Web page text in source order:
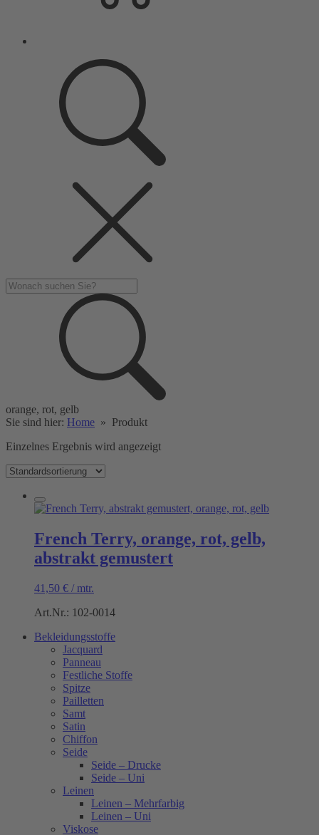
orange, rot, gelb
Sie sind hier: Home » Produkt
Einzelnes Ergebnis wird angezeigt
French Terry, orange, rot, gelb,
abstrakt gemustert
41,50 € / mtr.
Art.Nr.: 102-0014
Bekleidungsstoffe
Jacquard
Panneau
Festliche Stoffe
Spitze
Pailletten
Samt
Satin
Chiffon
Seide
Seide – Drucke
Seide – Uni
Leinen
Leinen – Mehrfarbig
Leinen – Uni
Viskose